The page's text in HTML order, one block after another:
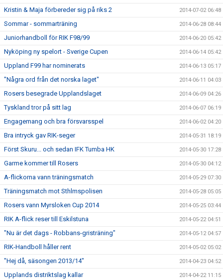
Kristin & Maja förbereder sig på riks 2 2014-07-02 06:48
Sommar - sommarträning 2014-06-28 08:44
Juniorhandboll för RIK F98/99 2014-06-20 05:42
Nyköping ny spelort - Sverige Cupen 2014-06-14 05:42
Uppland F99 har nominerats 2014-06-13 05:17
"Några ord från det norska laget" 2014-06-11 04:03
Rosers besegrade Upplandslaget 2014-06-09 04:26
Tyskland tror på sitt lag 2014-06-07 06:19
Engagemang och bra försvarsspel 2014-06-02 04:20
Bra intryck gav RIK-seger 2014-05-31 18:19
Först Skuru... och sedan IFK Tumba HK 2014-05-30 17:28
Garme kommer till Rosers 2014-05-30 04:12
A-flickorna vann träningsmatch 2014-05-29 07:30
Träningsmatch mot Sthlmspolisen 2014-05-28 05:05
Rosers vann Myrsloken Cup 2014 2014-05-25 03:44
RIK A-flick reser till Eskilstuna 2014-05-22 04:51
"Nu är det dags - Robbans-gristräning" 2014-05-12 04:57
RIK-Handboll håller rent 2014-05-02 05:02
"Hej då, säsongen 2013/14" 2014-04-23 04:52
Upplands distriktslag kallar 2014-04-22 11:15